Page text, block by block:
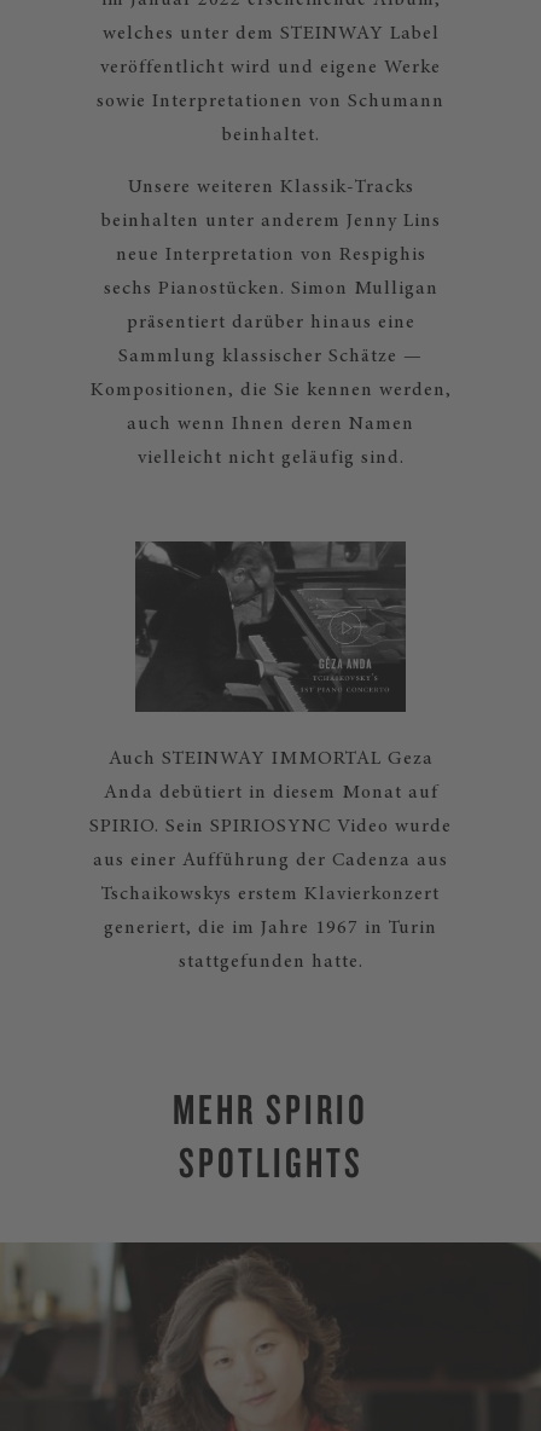
welches unter dem STEINWAY Label
veröffentlicht wird und eigene Werke
sowie Interpretationen von Schumann
beinhaltet.
Unsere weiteren Klassik-Tracks
beinhalten unter anderem Jenny Lins
neue Interpretation von Respighis
sechs Pianostücken. Simon Mulligan
präsentiert darüber hinaus eine
Sammlung klassischer Schätze —
Kompositionen, die Sie kennen werden,
auch wenn Ihnen deren Namen
vielleicht nicht geläufig sind.
Auch STEINWAY IMMORTAL Geza
Anda debütiert in diesem Monat auf
SPIRIO. Sein SPIRIOSYNC Video wurde
aus einer Aufführung der Cadenza aus
Tschaikowskys erstem Klavierkonzert
generiert, die im Jahre 1967 in Turin
stattgefunden hatte.
MEHR SPIRIO
SPOTLIGHTS